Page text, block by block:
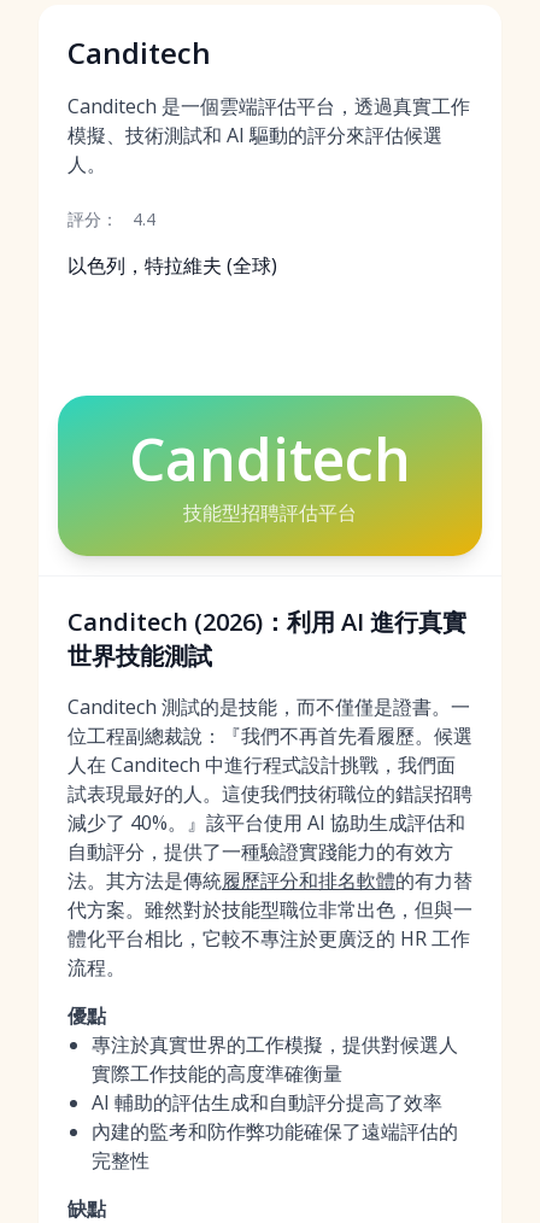
Canditech
Canditech 是一個雲端評估平台，透過真實工作
模擬、技術測試和 AI 驅動的評分來評估候選
人。
評分： 4.4
以色列，特拉維夫 (全球)
Canditech
技能型招聘評估平台
Canditech (2026)：利用 AI 進行真實
世界技能測試
Canditech 測試的是技能，而不僅僅是證書。一
位工程副總裁說：『我們不再首先看履歷。候選
人在 Canditech 中進行程式設計挑戰，我們面
試表現最好的人。這使我們技術職位的錯誤招聘
減少了 40%。』該平台使用 AI 協助生成評估和
自動評分，提供了一種驗證實踐能力的有效方
法。其方法是傳統履歷評分和排名軟體的有力替
代方案。雖然對於技能型職位非常出色，但與一
體化平台相比，它較不專注於更廣泛的 HR 工作
流程。
優點
專注於真實世界的工作模擬，提供對候選人
實際工作技能的高度準確衡量
AI 輔助的評估生成和自動評分提高了效率
內建的監考和防作弊功能確保了遠端評估的
完整性
缺點